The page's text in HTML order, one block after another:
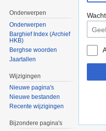
Onderwerpen
Onderwerpen
Barghief Index (Archief
HKB)
Berghse woorden
Jaartallen
Wijzigingen
Nieuwe pagina's
Nieuwe bestanden
Recente wijzigingen
Bijzondere pagina's